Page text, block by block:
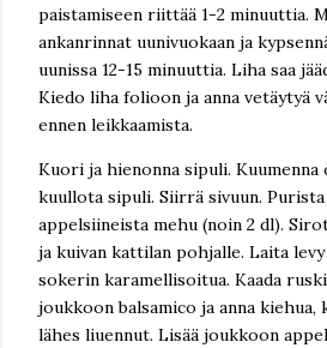
paistamiseen riittää 1-2 minuuttia.
ankanrinnat uunivuokaan ja
uunissa 12-15 minuuttia. Liha saa
Kiedo liha folioon ja anna vetäytyä
ennen leikkaamista.
Kuori ja hienonna sipuli. Kuumenna
kuullota sipuli. Siirrä sivuun.
appelsiineista mehu (noin 2 dl).
ja kuivan kattilan pohjalle. Laita levy
sokerin karamellisoitua. Kaada
joukkoon balsamico ja anna kiehua,
lähes liuennut. Lisää joukkoon